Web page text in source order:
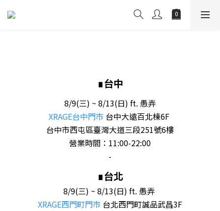
∎台中
8/9(三) ~ 8/13(日) ft. 愚弄
XRAGE台中門市 台中大遠百北棟6F
台中市西屯區臺灣大道三段251號6樓
營業時間：11:00-22:00
-
∎台北
8/9(三) ~ 8/13(日) ft. 愚弄
XRAGE西門町門市 台北西門町誠品武昌3F